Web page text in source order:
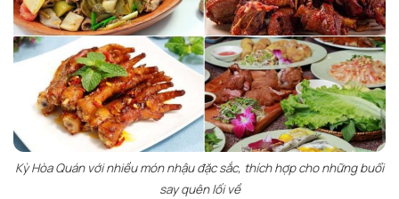
Kỳ Hòa Quán với nhiều món nhậu đặc sắc, thích hợp cho những buổi
say quên lối về